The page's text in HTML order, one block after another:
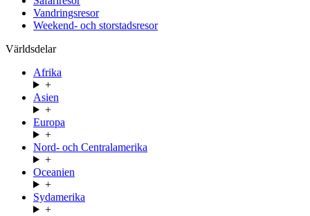
Vandringsresor
Weekend- och storstadsresor
Världsdelar
Afrika
+
Asien
+
Europa
+
Nord- och Centralamerika
+
Oceanien
+
Sydamerika
+